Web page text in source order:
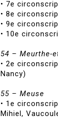
• 7e
• 8e
• 9e
• 10e
54 – Meurthe-
• 2e
Nancy)
55 – Meuse
• 1e
Mihiel,